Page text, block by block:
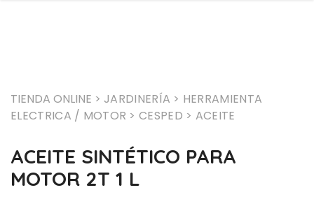
TIENDA ONLINE > JARDINERÍA > HERRAMIENTA
ELECTRICA / MOTOR > CESPED > ACEITE
ACEITE SINTÉTICO PARA
MOTOR 2T 1 L